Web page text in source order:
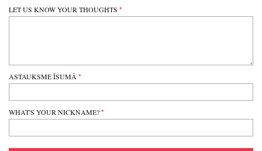
LET US KNOW YOUR THOUGHTS
ASTAUKSME ĪSUMĀ
WHAT'S YOUR NICKNAME?